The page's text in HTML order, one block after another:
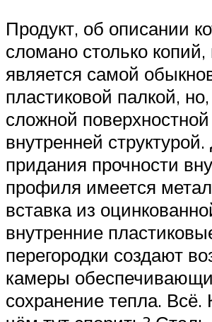
Продукт, об описании
сломано столько
является самой
пластиковой палкой,
сложной
внутренней
придания прочности
профиля имеется
вставка из
внутренние
перегородки создают
камеры
сохранение тепла. Всё.